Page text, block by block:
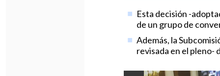
Esta decisión -
de un grupo de
Además, la
revisada en el pleno-